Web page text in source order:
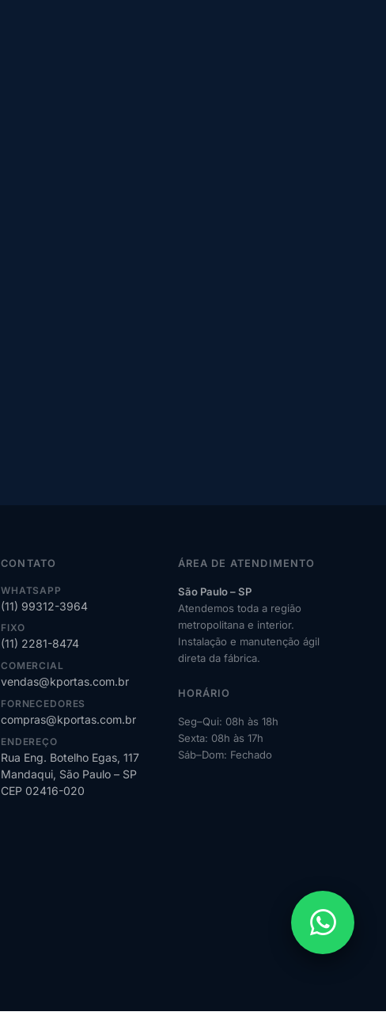
CONTATO
WHATSAPP
(11) 99312-3964
FIXO
(11) 2281-8474
COMERCIAL
vendas@kportas.com.br
FORNECEDORES
compras@kportas.com.br
ENDEREÇO
Rua Eng. Botelho Egas, 117
Mandaqui, São Paulo – SP
CEP 02416-020
ÁREA DE ATENDIMENTO
São Paulo – SP
Atendemos toda a região
metropolitana e interior.
Instalação e manutenção ágil
direta da fábrica.
HORÁRIO
Seg–Qui: 08h às 18h
Sexta: 08h às 17h
Sáb–Dom: Fechado